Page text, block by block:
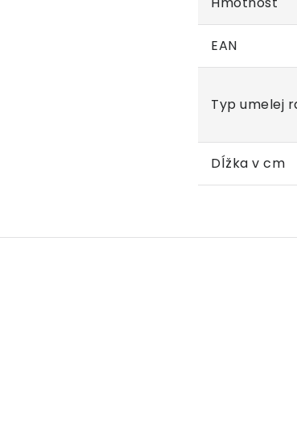
EAN
Typ umelej
Dĺžka v cm